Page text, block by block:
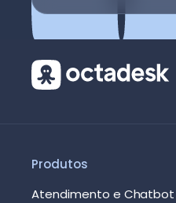
Produtos
Atendimento e Chatbot